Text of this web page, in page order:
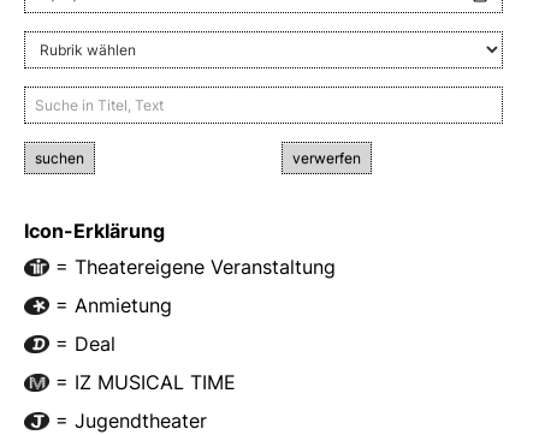
suchen verwerfen
Icon-Erklärung
= Theatereigene Veranstaltung
= Anmietung
= Deal
= IZ MUSICAL TIME
= Jugendtheater